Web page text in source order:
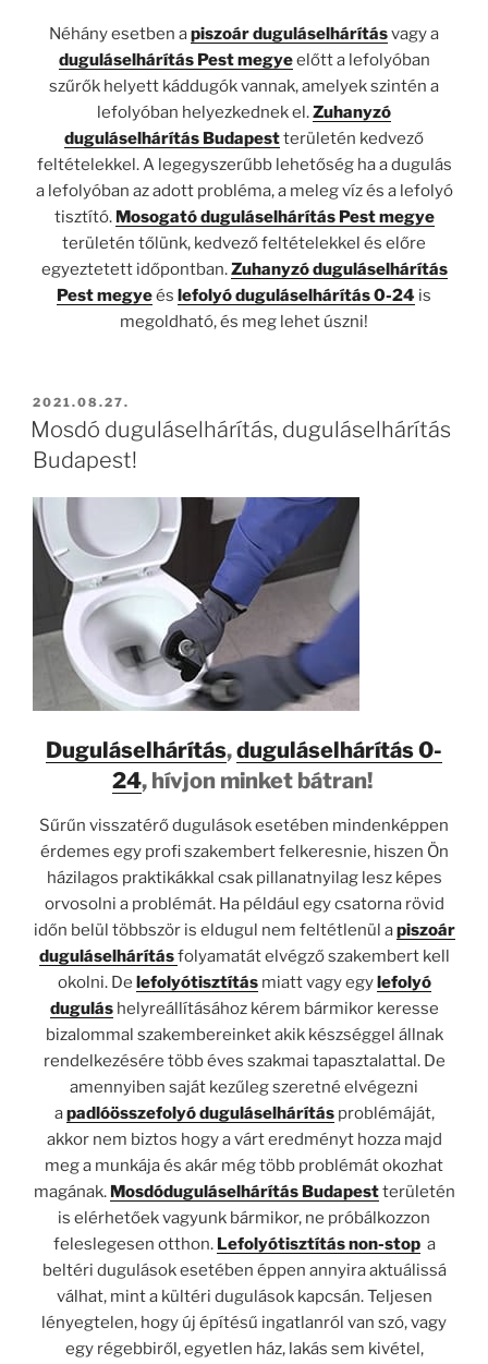
Néhány esetben apiszoár duguláselhárításvagy a
duguláselhárítás Pest megyeelőtt a lefolyóban
szűrők helyett káddugók vannak, amelyek szintén a
lefolyóban helyezkednek el.Zuhanyzó
duguláselhárítás Budapestterületén kedvező
feltételekkel. A legegyszerűbb lehetőség ha a dugulás
a lefolyóban az adott probléma, a meleg víz és a lefolyó
tisztító. Mosogató duguláselhárítás Pest megye
területén tőlünk, kedvező feltételekkel és előre
egyeztetett időpontban.Zuhanyzóduguláselhárítás
Pest megyeés lefolyó duguláselhárítás 0-24 is
megoldható, és meg lehet úszni!
BEKÜLDVE:
2021.08.27.
Mosdó duguláselhárítás, duguláselhárítás
Budapest!
Duguláselhárítás,duguláselhárítás 0-
24, hívjon minket bátran!
Sűrűn visszatérő dugulások esetében mindenképpen
érdemes egy profi szakembert felkeresnie, hiszen Ön
házilagos praktikákkal csak pillanatnyilag lesz képes
orvosolni a problémát. Ha például egy csatorna rövid
időn belül többször is eldugul nem feltétlenül apiszoár
duguláselhárításfolyamatát elvégző szakembert kell
okolni. De lefolyótisztításmiatt vagy egy lefolyó
duguláshelyreállításához kérem bármikor keresse
bizalommal szakembereinket akik készséggel állnak
rendelkezésére több éves szakmai tapasztalattal. De
amennyiben saját kezűleg szeretné elvégezni
apadlóösszefolyó duguláselhárításproblémáját,
akkor nem biztos hogy a várt eredményt hozza majd
meg a munkája és akár még több problémát okozhat
magának. Mosdóduguláselhárítás Budapestterületén
is elérhetőek vagyunk bármikor, ne próbálkozzon
feleslegesen otthon. Lefolyótisztítás non-stopa
beltéri dugulások esetében éppen annyira aktuálissá
válhat, mint a kültéri dugulások kapcsán. Teljesen
lényegtelen, hogy új építésű ingatlanról van szó, vagy
egy régebbiről, egyetlen ház, lakás sem kivétel,